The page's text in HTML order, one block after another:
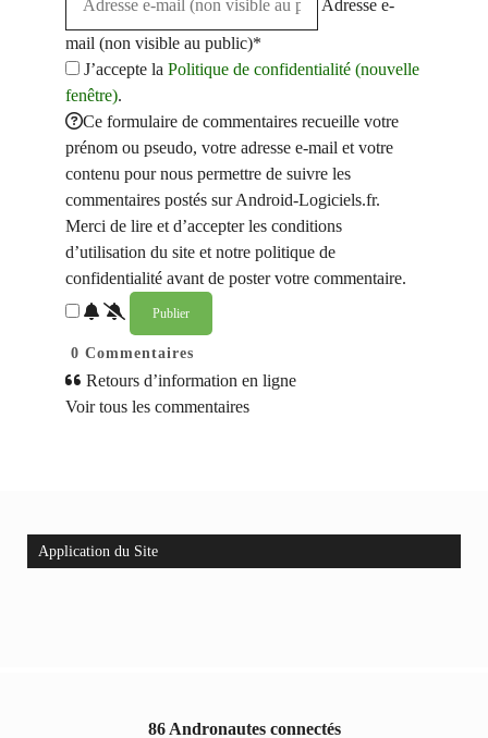
Adresse e-
mail (non visible au public)*
J’accepte la Politique de confidentialité (nouvelle
fenêtre).
Ce formulaire de commentaires recueille votre
prénom ou pseudo, votre adresse e-mail et votre
contenu pour nous permettre de suivre les
commentaires postés sur Android-Logiciels.fr.
Merci de lire et d’accepter les conditions
d’utilisation du site et notre politique de
confidentialité avant de poster votre commentaire.
0 Commentaires
Retours d’information en ligne
Voir tous les commentaires
Application du Site
86 Andronautes connectés